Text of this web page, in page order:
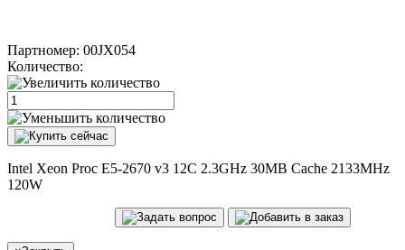
Партномер: 00JX054
Количество:
Intel Xeon Proc E5-2670 v3 12C 2.3GHz 30MB Cache 2133MHz
120W